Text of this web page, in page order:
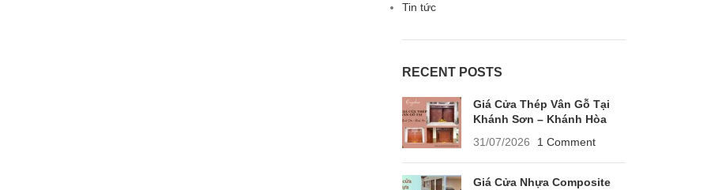
Tin tức
RECENT POSTS
Giá Cửa Thép Vân Gỗ Tại
Khánh Sơn – Khánh Hòa
31/07/2026
1 Comment
Giá Cửa Nhựa Composite